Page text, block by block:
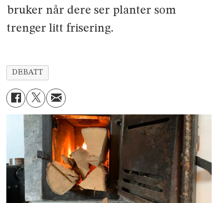
bruker når dere ser planter som
trenger litt frisering.
DEBATT